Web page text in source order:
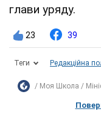
глави уряду.
23 39
Теги Редакційна
Моя Школа